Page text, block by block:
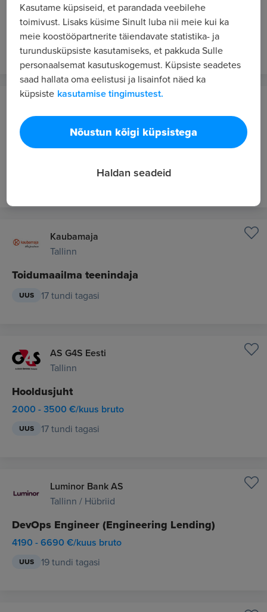
Accounting
5750 - 7083 €/kuus bruto
UUS 17 tundi tagasi
Tallinn
WFM Operations Partner Senior Lead
17 tundi tagasi
Kaubamaja
Tallinn
Toidumaailma teenindaja
UUS 17 tundi tagasi
AS G4S Eesti
Tallinn
Hooldusjuht
2000 - 3500 €/kuus bruto
UUS 17 tundi tagasi
Luminor Bank AS
Tallinn / Hübriid
DevOps Engineer (Engineering Lending)
4190 - 6690 €/kuus bruto
UUS 19 tundi tagasi
Kasutame küpsiseid, et parandada veebilehe
toimivust. Lisaks küsime Sinult luba nii meie kui ka
meie koostööpartnerite täiendavate statistika- ja
turundusküpsiste kasutamiseks, et pakkuda Sulle
personaalsemat kasutuskogemust. Küpsiste seadetes
saad hallata oma eelistusi ja lisainfot näed ka
küpsiste kasutamise tingimustest.
Nõustun kõigi küpsistega
Haldan seadeid